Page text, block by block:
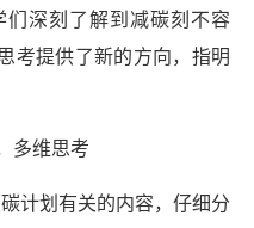
深刻了解到减碳刻不容
考提供了新的方向，指明
多维思考
计划有关的内容，仔细分